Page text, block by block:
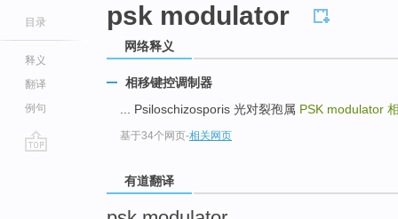
目录
释义
翻译
例句
psk modulator
网络释义
相移键控调制器
... Psiloschizosporis 光对裂孢属 PSK modulator
基于34个网页-相关网页
有道翻译